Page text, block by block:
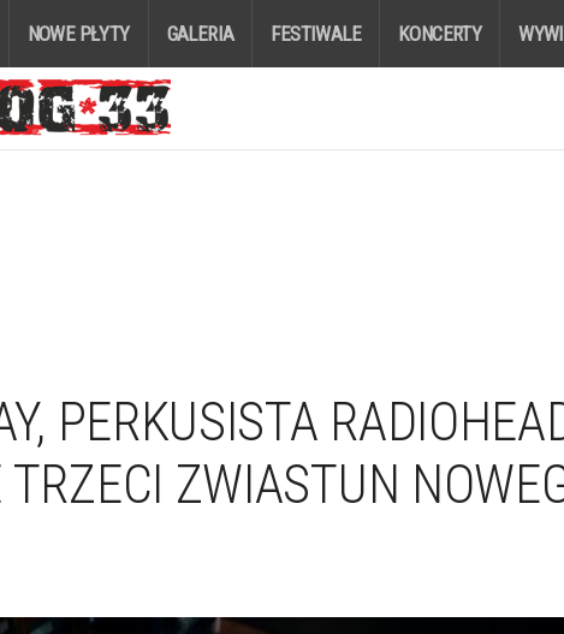
NOWE PŁYTY GALERIA FESTIWALE KONCERTY
PERKUSISTA
ZWIASTUN